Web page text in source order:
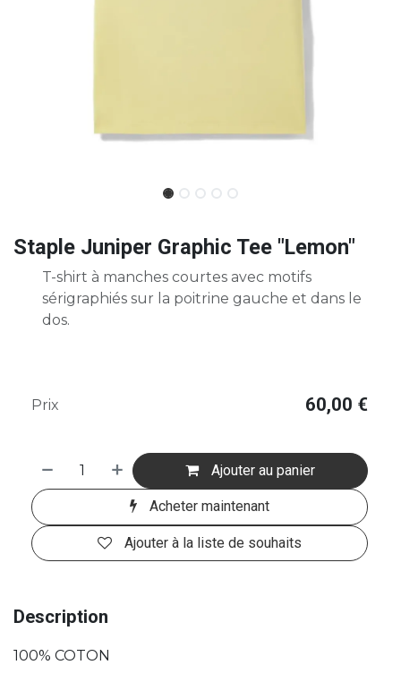
Staple Juniper Graphic Tee "Lemon"
T-shirt à manches courtes avec motifs
sérigraphiés sur la poitrine gauche et dans le
dos.
Ajouter au panier
Acheter maintenant
Ajouter à la liste de souhaits
Prix 60,00 €
Description
100% COTON